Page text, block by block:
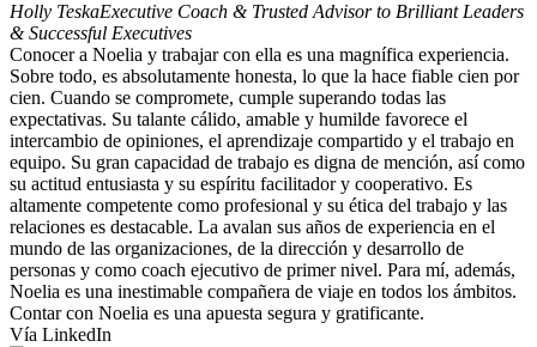
Holly TeskaExecutive Coach & Trusted Advisor to Brilliant Leaders
& Successful Executives
Conocer a Noelia y trabajar con ella es una magnífica experiencia.
Sobre todo, es absolutamente honesta, lo que la hace fiable cien por
cien. Cuando se compromete, cumple superando todas las
expectativas. Su talante cálido, amable y humilde favorece el
intercambio de opiniones, el aprendizaje compartido y el trabajo en
equipo. Su gran capacidad de trabajo es digna de mención, así como
su actitud entusiasta y su espíritu facilitador y cooperativo. Es
altamente competente como profesional y su ética del trabajo y las
relaciones es destacable. La avalan sus años de experiencia en el
mundo de las organizaciones, de la dirección y desarrollo de
personas y como coach ejecutivo de primer nivel. Para mí, además,
Noelia es una inestimable compañera de viaje en todos los ámbitos.
Contar con Noelia es una apuesta segura y gratificante.
Vía LinkedIn